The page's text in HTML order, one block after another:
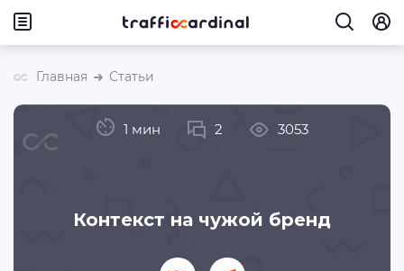
Главная Статьи
Контекст на чужой бренд
1 мин 2 3053